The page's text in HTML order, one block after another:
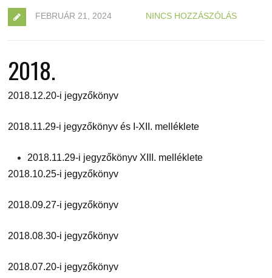
FEBRUÁR 21, 2024 NINCS HOZZÁSZÓLÁS
2018.
2018.12.20-i jegyzőkönyv
2018.11.29-i jegyzőkönyv és I-XII. melléklete
2018.11.29-i jegyzőkönyv XIII. melléklete
2018.10.25-i jegyzőkönyv
2018.09.27-i jegyzőkönyv
2018.08.30-i jegyzőkönyv
2018.07.20-i jegyzőkönyv